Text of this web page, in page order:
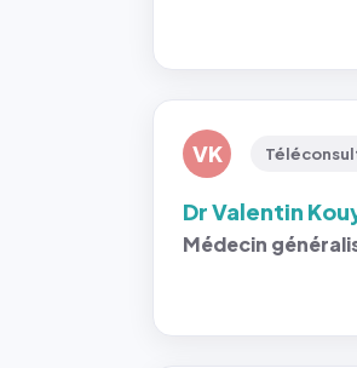
VK
Dr Valentin
Médecin